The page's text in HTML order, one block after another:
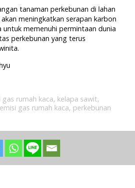
tanaman perkebunan di lahan
meningkatkan serapan karbon
untuk memenuhi permintaan dunia
perkebunan yang terus
gas rumah kaca, kelapa sawit,
gas rumah kaca, perkebunan